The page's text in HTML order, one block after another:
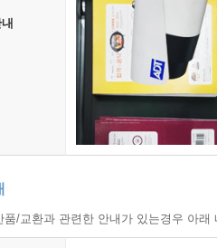
/교환과 관련한 안내가 있는경우 아